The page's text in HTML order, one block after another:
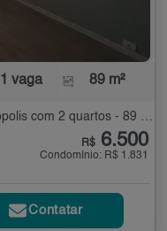
1 vaga 89 m²
R$ 6.500
Condomínio: R$ 1.831
Contatar